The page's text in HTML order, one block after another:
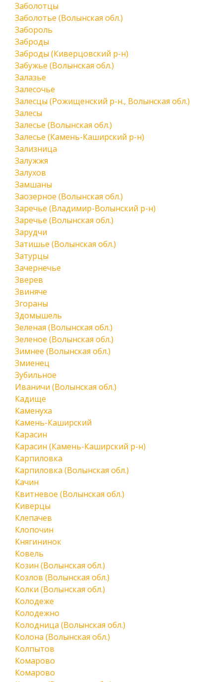
Заболотцы
Заболотье (Волынская обл.)
Забороль
Заброды
Заброды (Киверцовский р-н)
Забужье (Волынская обл.)
Залазье
Залесочье
Залесцы (Рожищенский р-н., Волынская обл.)
Залесы
Залесье (Волынская обл.)
Залесье (Камень-Каширский р-н)
Зализница
Залужжя
Залухов
Замшаны
Заозерное (Волынская обл.)
Заречье (Владимир-Волынский р-н)
Заречье (Волынская обл.)
Зарудчи
Затишье (Волынская обл.)
Затурцы
Зачернечье
Зверев
Звиняче
Згораны
Здомышель
Зеленая (Волынская обл.)
Зеленое (Волынская обл.)
Зимнее (Волынская обл.)
Змиенец
Зубильное
Иваничи (Волынская обл.)
Кадище
Каменуха
Камень-Каширский
Карасин
Карасин (Камень-Каширский р-н)
Карпиловка
Карпиловка (Волынская обл.)
Качин
Квитневое (Волынская обл.)
Киверцы
Клепачев
Клопочин
Княгининок
Ковель
Козин (Волынская обл.)
Козлов (Волынская обл.)
Колки (Волынская обл.)
Колодеже
Колодежно
Колодница (Волынская обл.)
Колона (Волынская обл.)
Колпытов
Комарово
Комарово